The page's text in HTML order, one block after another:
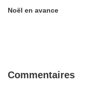
Noël en avance
Commentaires